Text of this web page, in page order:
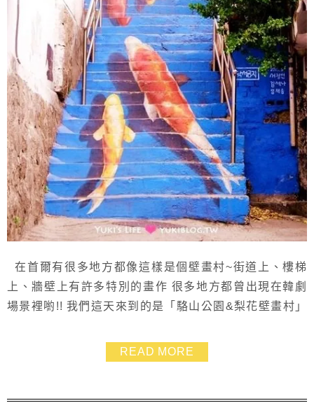
在首爾有很多地方都像這樣是個壁畫村~街道上、樓梯
上、牆壁上有許多特別的畫作 很多地方都曾出現在韓劇
場景裡喲!! 我們這天來到的是「駱山公園&梨花壁畫村」
走上去了~~ 大伙兒也一定要來拍拍照打卡一下的啦!!!!
READ MORE